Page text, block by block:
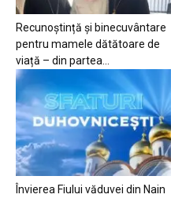
Recunoștință și binecuvântare
pentru mamele dătătoare de
viață – din partea...
Învierea Fiului văduvei din Nain